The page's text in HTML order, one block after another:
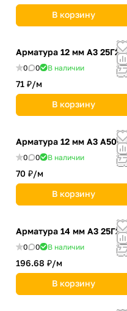
В корзину
Арматура 12 мм А3 25Г2С
0 0 В наличии
71 ₽/м
В корзину
Арматура 12 мм А3 А500
0 0 В наличии
70 ₽/м
В корзину
Арматура 14 мм А3 25Г2С
0 0 В наличии
196.68 ₽/м
В корзину